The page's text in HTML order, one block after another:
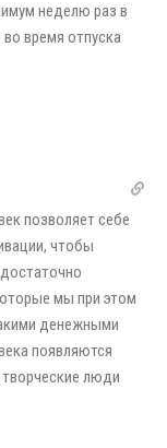
неделю раз в
время отпуска
позволяет себе
чтобы
мы при этом
денежными
появляются
люди